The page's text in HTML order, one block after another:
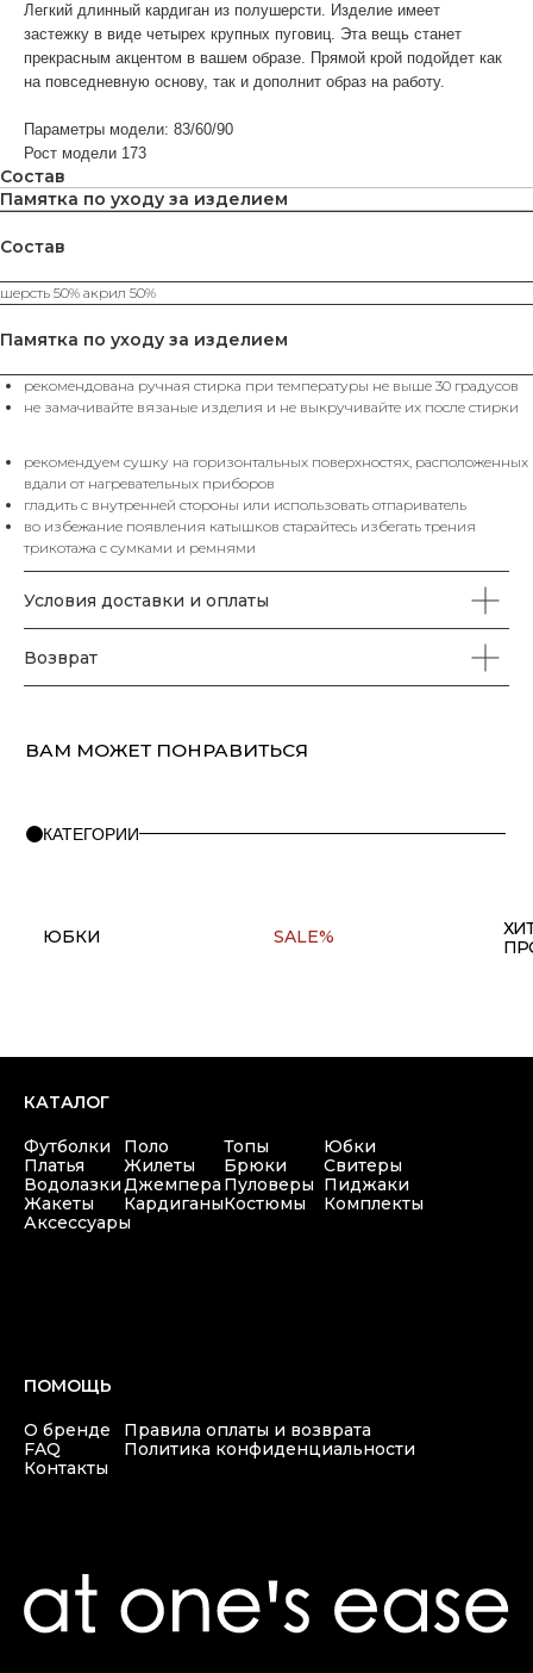
Легкий длинный кардиган из полушерсти. Изделие имеет
застежку в виде четырех крупных пуговиц. Эта вещь станет
прекрасным акцентом в вашем образе. Прямой крой подойдет как
на повседневную основу, так и дополнит образ на работу.
Параметры модели: 83/60/90
Рост модели 173
Состав
Памятка по уходу за изделием
Состав
шерсть 50% акрил 50%
Памятка по уходу за изделием
рекомендована ручная стирка при температуры не выше 30 градусов
не замачивайте вязаные изделия и не выкручивайте их после стирки
рекомендуем сушку на горизонтальных поверхностях, расположенных
вдали от нагревательных приборов
гладить с внутренней стороны или использовать отпариватель
во избежание появления катышков старайтесь избегать трения
трикотажа с сумками и ремнями
Условия доставки и оплаты
Возврат
ВАМ МОЖЕТ ПОНРАВИТЬСЯ
ЮБКИ SALE%
ХИТЫ
ПРОДАЖ
Футболки Поло Топы
Юбки
Платья
Жилеты Брюки
Свитеры
Жакеты
КардиганыКостюмы Комплекты
КАТАЛОГ
FAQ
Политика конфиденциальности